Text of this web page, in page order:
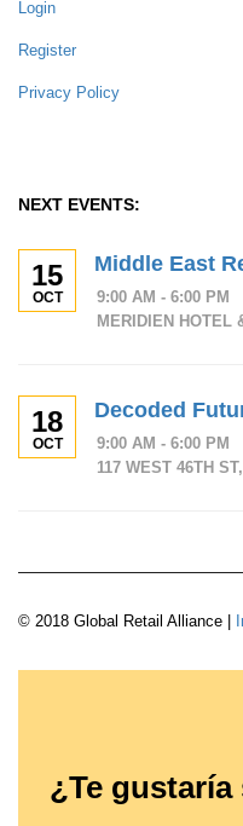
Login
Register
Privacy Policy
NEXT EVENTS:
15
OCT
Middle East
9:00 AM - 6:00 PM
MERIDIEN HOTEL
18
OCT
Decoded
9:00 AM - 6:00 PM
117 WEST 46TH
© 2018 Global Retail Alliance |
¿Te